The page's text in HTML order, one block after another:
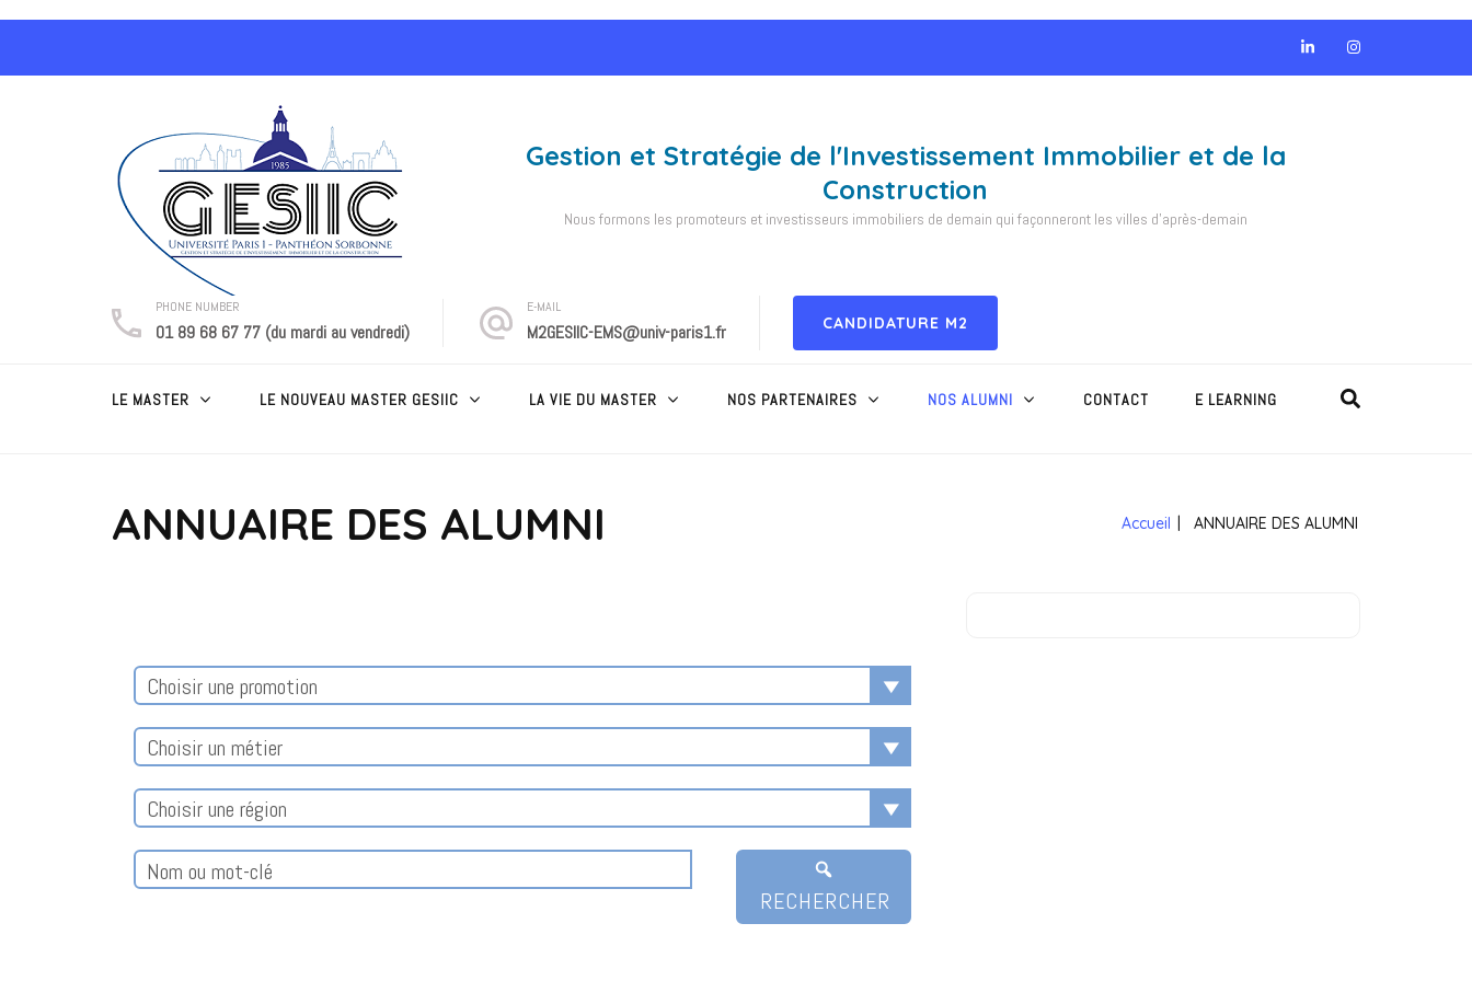
Aller
contenu
Gestion et Stratégie de l'Investissement Immobilier et de la
Construction
Nous formons les promoteurs et investisseurs immobiliers de demain qui façonneront les villes d'après-demain
PHONE NUMBER
01 89 68 67 77 (du mardi au vendredi)
E-MAIL
M2GESIIC-EMS@univ-paris1.fr CANDIDATURE M2
LE MASTER LE NOUVEAU MASTER GESIIC LA VIE DU MASTER NOS PARTENAIRES NOS ALUMNI CONTACT E LEARNING
ANNUAIRE DES ALUMNI Accueil ANNUAIRE DES ALUMNI
Choisir une promotion
Choisir un métier
Choisir une région
RECHERCHER